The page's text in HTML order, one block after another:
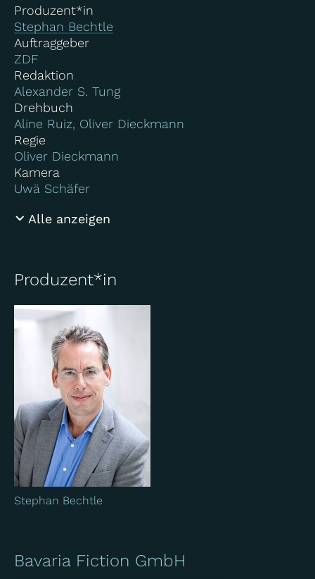
Produzent*in
Stephan Bechtle
Auftraggeber
ZDF
Redaktion
Alexander S. Tung
Drehbuch
Aline Ruiz, Oliver Dieckmann
Regie
Oliver Dieckmann
Kamera
Uwä Schäfer
Alle anzeigen
Produzent*in
Stephan Bechtle
Bavaria Fiction GmbH